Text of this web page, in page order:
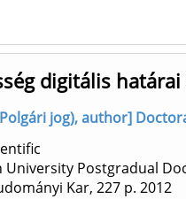
digitális határai
jog), author]
University Postgradual
Kar, 227 p. 2012